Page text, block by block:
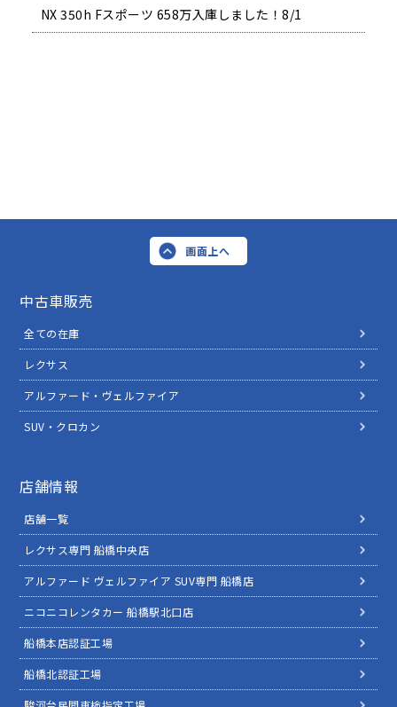
NX 350h Fスポーツ 658万入庫しました！8/1
画面上へ
中古車販売
全ての在庫
レクサス
アルファード・ヴェルファイア
SUV・クロカン
店舗情報
店舗一覧
レクサス専門 船橋中央店
アルファード ヴェルファイア SUV専門 船橋店
ニコニコレンタカー 船橋駅北口店
船橋本店認証工場
船橋北認証工場